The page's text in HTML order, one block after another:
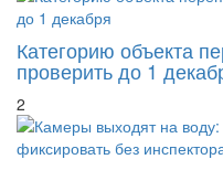
Категорию объекта
проверить до 1
2